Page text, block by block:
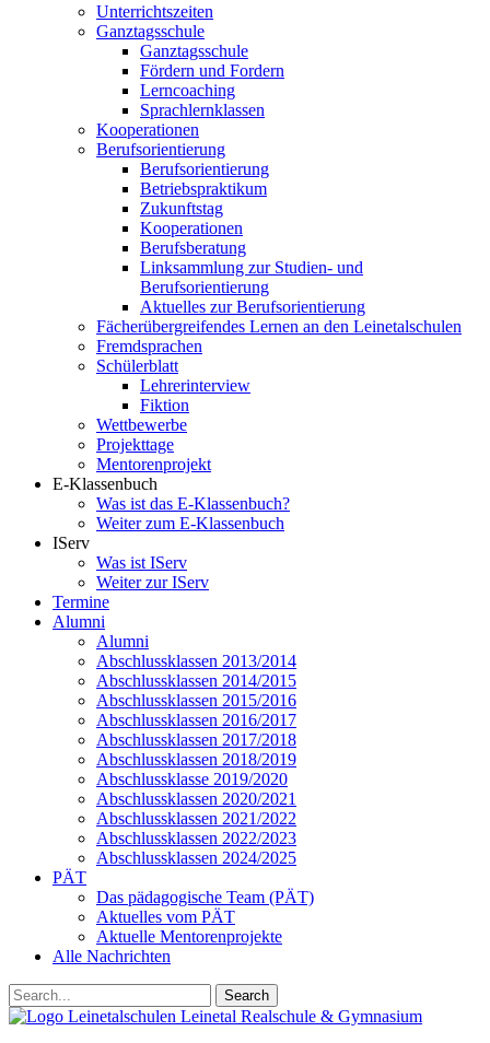
Unterrichtszeiten
Ganztagsschule
Ganztagsschule
Fördern und Fordern
Lerncoaching
Sprachlernklassen
Kooperationen
Berufsorientierung
Berufsorientierung
Betriebspraktikum
Zukunftstag
Kooperationen
Berufsberatung
Linksammlung zur Studien- und
Berufsorientierung
Aktuelles zur Berufsorientierung
Fächerübergreifendes Lernen an den Leinetalschulen
Fremdsprachen
Schülerblatt
Lehrerinterview
Fiktion
Wettbewerbe
Projekttage
Mentorenprojekt
E-Klassenbuch
Was ist das E-Klassenbuch?
Weiter zum E-Klassenbuch
IServ
Was ist IServ
Weiter zur IServ
Termine
Alumni
Alumni
Abschlussklassen 2013/2014
Abschlussklassen 2014/2015
Abschlussklassen 2015/2016
Abschlussklassen 2016/2017
Abschlussklassen 2017/2018
Abschlussklassen 2018/2019
Abschlussklasse 2019/2020
Abschlussklassen 2020/2021
Abschlussklassen 2021/2022
Abschlussklassen 2022/2023
Abschlussklassen 2024/2025
PÄT
Das pädagogische Team (PÄT)
Aktuelles vom PÄT
Aktuelle Mentorenprojekte
Alle Nachrichten
Search
Leinetalschulen Leinetal Realschule & Gymnasium